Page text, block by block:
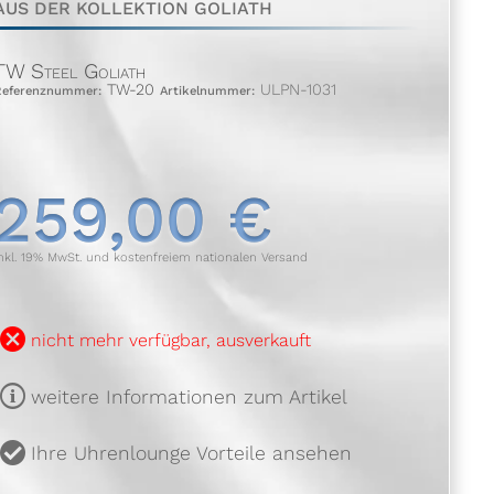
DER KOLLEKTION GOLIATH
Steel Goliath
TW-20 Artikelnummer:ULPN-1031
€
19% MwSt. und kostenfreiem nationalen Versand
nicht mehr verfügbar, ausverkauft
weitere Informationen zum Artikel
Ihre Uhrenlounge Vorteile ansehen